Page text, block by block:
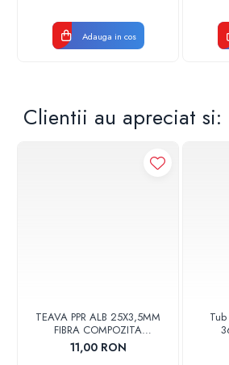
Adauga in cos
Clientii au apreciat si:
TEAVA PPR ALB 25X3,5MM
FIBRA COMPOZITA
10033025004
VALDUOTHERM VALROM
11,00 RON